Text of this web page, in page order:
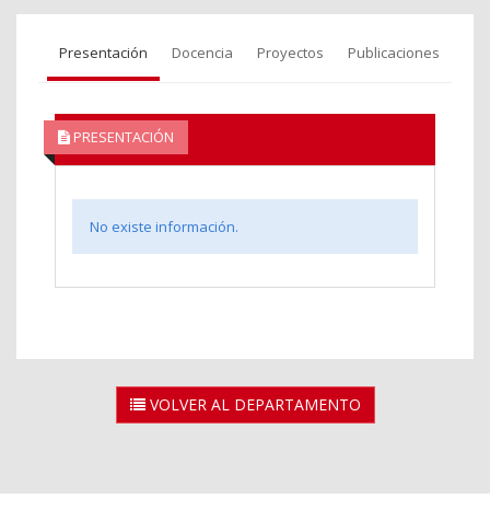
Presentación Docencia Proyectos Publicaciones
PRESENTACIÓN
No existe información.
VOLVER AL DEPARTAMENTO